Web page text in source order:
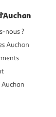
nous ?
Auchan